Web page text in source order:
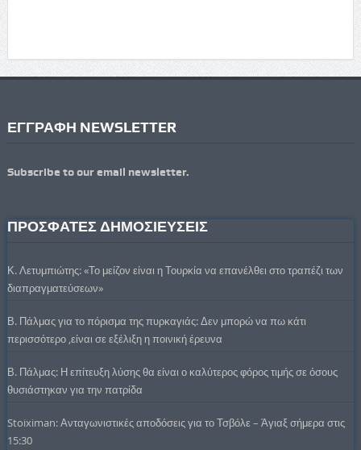
ΕΓΓΡΑΦΗ NEWSLETTER
Subscribe to our email newsletter.
ΠΡΟΣΦΑΤΕΣ ΔΗΜΟΣΙΕΥΣΕΙΣ
Κ. Λετυμπιώτης: «Το μείζον είναι η Τουρκία να επανέλθει στο τραπέζι των
διαπραγματεύσεων»
Β. Πάλμας για το πόρισμα της πυρκαγιάς: Δεν μπορώ να πω κάτι
περισσότερο ,είναι σε εξέλιξη η ποινική έρευνα
Β. Πάλμας: Η επίτευξη λύσης θα είναι ο καλύτερος φόρος τιμής σε όσους
θυσιάστηκαν για την πατρίδα
Stoiximan: Ανταγωνιστικές αποδόσεις για το Τσβόλε – Άγιαξ σήμερα στις
15:30